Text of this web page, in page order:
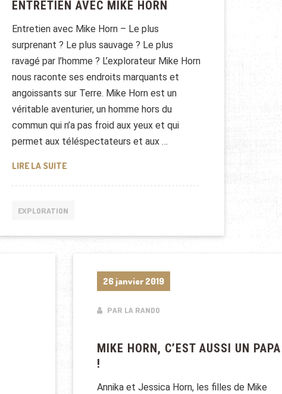
ENTRETIEN AVEC MIKE HORN
Entretien avec Mike Horn – Le plus
surprenant ? Le plus sauvage ? Le plus
ravagé par l’homme ? L’explorateur Mike Horn
nous raconte ses endroits marquants et
angoissants sur Terre. Mike Horn est un
véritable aventurier, un homme hors du
commun qui n’a pas froid aux yeux et qui
permet aux téléspectateurs et aux …
LIRE LA SUITEENTRETIEN AVEC MIKE HORN
EXPLORATION
26 janvier 2019
PAR LA RANDO
MIKE HORN, C’EST AUSSI UN PAPA
!
Annika et Jessica Horn, les filles de Mike